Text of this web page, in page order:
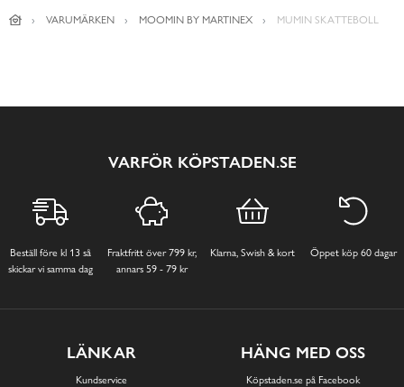
VARUMÄRKEN MOOMIN BY MARTINEX MUMIN SKATTEBOLL
VARFÖR KÖPSTADEN.SE
Beställ före kl 13 så
skickar vi samma dag
Fraktfritt över 799 kr,
annars 59 - 79 kr
Klarna, Swish & kort Öppet köp 60 dagar
LÄNKAR
Kundservice
HÄNG MED OSS
Köpstaden.se på Facebook